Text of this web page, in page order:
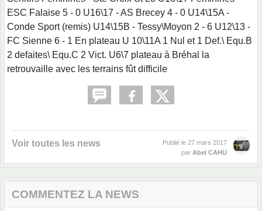
ESC Falaise 5 - 0 U16\17 - AS Brecey 4 - 0 U14\15A -
Conde Sport (remis) U14\15B - Tessy\Moyon 2 - 6 U12\13 -
FC Sienne 6 - 1 En plateau U 10\11A 1 Nul et 1 Def.\ Equ.B
2 defaites\ Equ.C 2 Vict. U6\7 plateau à Bréhal la
retrouvaille avec les terrains fût difficile
Voir toutes les news Publié le 27 mars 2017
par Abel CAHU
COMMENTEZ LA NEWS